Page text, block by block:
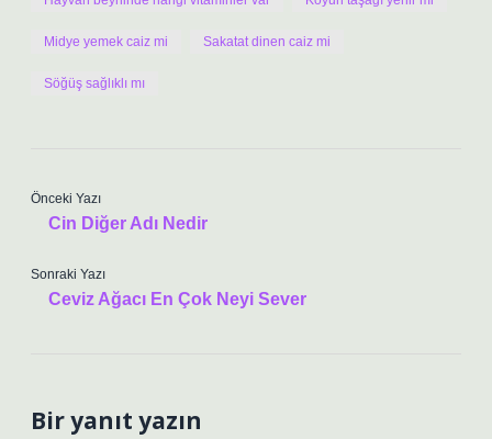
Midye yemek caiz mi Sakatat dinen caiz mi
Söğüş sağlıklı mı
Önceki Yazı
Cin Diğer Adı Nedir
Sonraki Yazı
Ceviz Ağacı En Çok Neyi Sever
Bir yanıt yazın